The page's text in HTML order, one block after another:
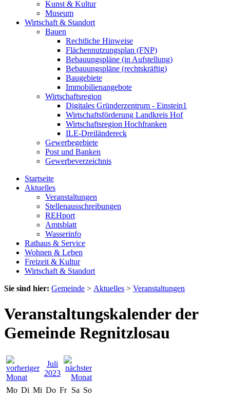
Kunst & Kultur
Museum
Wirtschaft & Standort
Bauen
Rechtliche Hinweise
Flächennutzungsplan (FNP)
Bebauungspläne (in Aufstellung)
Bebauungspläne (rechtskräftig)
Baugebiete
Immobilienangebote
Wirtschaftsregion
Digitales Gründerzentrum - Einstein1
Wirtschaftsförderung Landkreis Hof
Wirtschaftsregion Hochfranken
ILE-Dreiländereck
Gewerbegebiete
Post und Banken
Gewerbeverzeichnis
Startseite
Aktuelles
Veranstaltungen
Stellenausschreibungen
REHport
Amtsblatt
Wasserinfo
Rathaus & Service
Wohnen & Leben
Freizeit & Kultur
Wirtschaft & Standort
Sie sind hier: Gemeinde > Aktuelles > Veranstaltungen
Veranstaltungskalender der
Gemeinde Regnitzlosau
Juli
2023
Mo Di Mi Do Fr Sa So